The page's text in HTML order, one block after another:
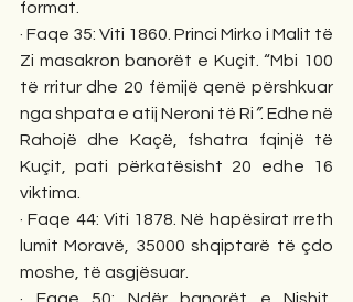
format.
· Faqe 35: Viti 1860. Princi Mirko i Malit të
Zi masakron banorët e Kuçit. “Mbi 100
të rritur dhe 20 fëmijë qenë përshkuar
nga shpata e atij Neroni të Ri”. Edhe në
Rahojë dhe Kaçë, fshatra fqinjë të
Kuçit, pati përkatësisht 20 edhe 16
viktima.
· Faqe 44: Viti 1878. Në hapësirat rreth
lumit Moravë, 35000 shqiptarë të çdo
moshe, të asgjësuar.
· Faqe 50: Ndër banorët e Nishit,